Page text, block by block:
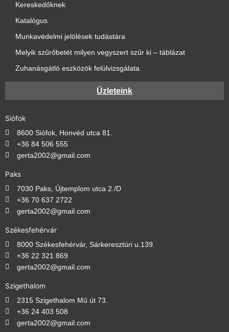
Kereskedőknek
Katalógus
Munkavédelmi jelölések tudástára
Melyik szűrőbetét milyen vegyszert szűr ki – táblázat
Zuhanásgátló eszközök felülvizsgálata
Üzleteink
Siófok
8600 Siófok, Honvéd utca 81.
+36 84 506 555
gerta2002@gmail.com
Paks
7030 Paks, Újtemplom utca 2./D
+36 70 637 2722
gerta2002@gmail.com
Székesfehérvár
8000 Székesfehérvár, Sárkeresztúri u.139.
+36 22 321 869
gerta2002@gmail.com
Szigethalom
2315 Szigethalom Mű út 73.
+36 24 403 508
gerta2002@gmail.com